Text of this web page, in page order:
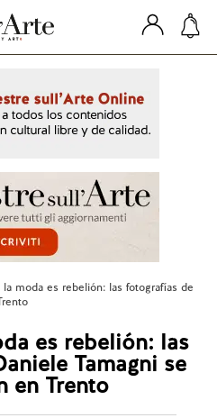
la moda es rebelión: las fotografías de
es rebelión: las
Tamagni se
en Trento